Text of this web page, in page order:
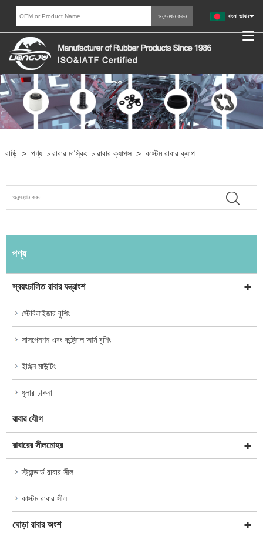
বাংলা ভাষার
বাড়ি > পণ্য > রাবার মাস্কিং > রাবার ক্যাপস > কাস্টম রাবার ক্যাপ
পণ্য
স্বয়ংচালিত রাবার যন্ত্রাংশ
স্টেবিলাইজার বুশিং
সাসপেনশন এবং কন্ট্রোল আর্ম বুশিং
ইঞ্জিন মাউন্টিং
ধুলার ঢাকনা
রাবার যৌগ
রাবারের সীলমোহর
স্ট্যান্ডার্ড রাবার সীল
কাস্টম রাবার সীল
ঘোড়া রাবার অংশ